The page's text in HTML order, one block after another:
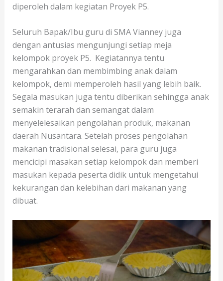
diperoleh dalam kegiatan Proyek P5.
Seluruh Bapak/Ibu guru di SMA Vianney juga
dengan antusias mengunjungi setiap meja
kelompok proyek P5. Kegiatannya tentu
mengarahkan dan membimbing anak dalam
kelompok, demi memperoleh hasil yang lebih baik.
Segala masukan juga tentu diberikan sehingga anak
semakin terarah dan semangat dalam
menyelelesaikan pengolahan produk, makanan
daerah Nusantara. Setelah proses pengolahan
makanan tradisional selesai, para guru juga
mencicipi masakan setiap kelompok dan memberi
masukan kepada peserta didik untuk mengetahui
kekurangan dan kelebihan dari makanan yang
dibuat.